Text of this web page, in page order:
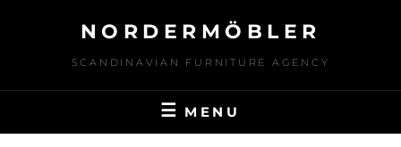
NORDERMÖBLER
SCANDINAVIAN FURNITURE AGENCY
MENU